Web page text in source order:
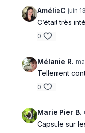
AmélieC juin 13
C’était très
0
Mélanie R.
Tellement
0
Marie Pier B.
Capsule sur